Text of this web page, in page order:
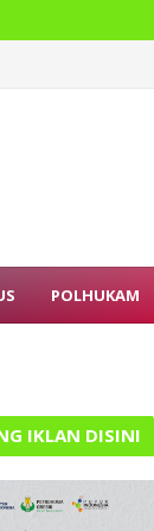
POLHUKAM
IKLAN DISINI